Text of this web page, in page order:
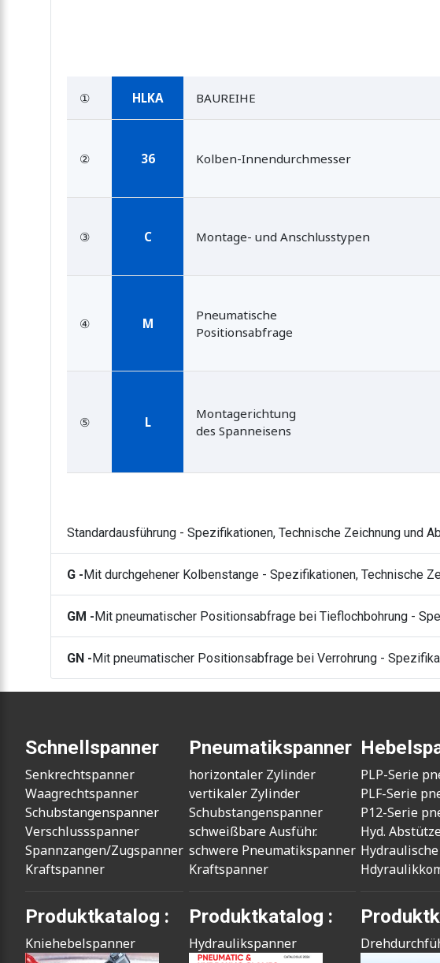
① HLKA BAUREIHE
② 36 Kolben-Innendurchmesser
③ C Montage- und Anschlusstypen
④ M
Pneumatische
Positionsabfrage
⑤ L
Montagerichtung
des Spanneisens
Standardausführung - Spezifikationen, Technische Zeichnung und
G -Mit durchgehener Kolbenstange - Spezifikationen, Technische
GM -Mit pneumatischer Positionsabfrage bei Tieflochbohrung -
GN -Mit pneumatischer Positionsabfrage bei Verrohrung -
Schnellspanner
Senkrechtspanner
Waagrechtspanner
Schubstangenspanner
Verschlussspanner
Spannzangen/Zugspanner
Kraftspanner
Produktkatalog :
Kniehebelspanner
Pneumatikspanner
horizontaler Zylinder
vertikaler Zylinder
Schubstangenspanner
schweißbare Ausführ.
schwere Pneumatikspanner
Kraftspanner
Produktkatalog :
Hydraulikspanner
PLP-Serie
PLF-Serie
P12-Serie
Hyd.